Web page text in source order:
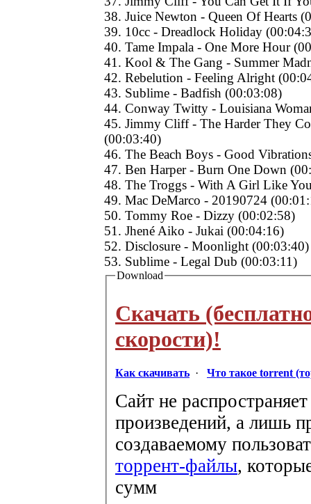
38. Juice Newton - Queen Of Hearts
39. 10cc - Dreadlock Holiday
40. Tame Impala - One More Hour
41. Kool & The Gang - Summer
42. Rebelution - Feeling Alright
43. Sublime - Badfish (00:03:08)
44. Conway Twitty - Louisiana
45. Jimmy Cliff - The Harder They
(00:03:40)
46. The Beach Boys - Good
47. Ben Harper - Burn One Down
48. The Troggs - With A Girl Like
49. Mac DeMarco - 20190724
50. Tommy Roe - Dizzy (00:02:58)
51. Jhené Aiko - Jukai (00:04:16)
52. Disclosure - Moonlight (00:03:40)
53. Sublime - Legal Dub (00:03:11)
Download
Скачать
скорости)!
Как скачивать · Что такое torrent
Сайт не
произведений, а лишь
создаваемому
торрент-файлы,
сумм